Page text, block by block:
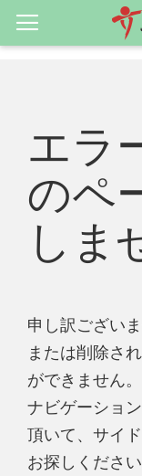
エラ
のペ
しま
申し訳ござい
または削除さ
ができません。
ナビゲーショ
頂いて、サイ
お探しください